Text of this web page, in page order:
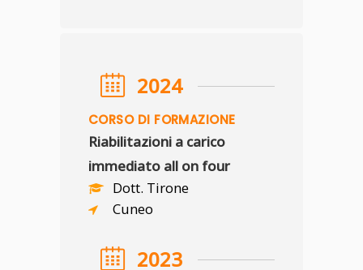
2024
CORSO DI FORMAZIONE
Riabilitazioni a carico
immediato all on four
Dott. Tirone
Cuneo
2023